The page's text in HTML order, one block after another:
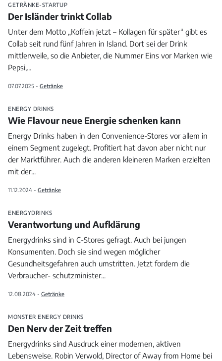
GETRÄNKE-STARTUP
Der Isländer trinkt Collab
Unter dem Motto „Koffein jetzt – Kollagen für später“ gibt es
Collab seit rund fünf Jahren in Island. Dort sei der Drink
mittlerweile, so die Anbieter, die Nummer Eins vor Marken wie
Pepsi,...
07.07.2025 - Getränke
ENERGY DRINKS
Wie Flavour neue Energie schenken kann
Energy Drinks haben in den Convenience-Stores vor allem in
einem Segment zugelegt. Profitiert hat davon aber nicht nur
der Marktführer. Auch die anderen kleineren Marken erzielten
mit der...
11.12.2024 - Getränke
ENERGYDRINKS
Verantwortung und Aufklärung
Energydrinks sind in C-Stores gefragt. Auch bei jungen
Konsumenten. Doch sie sind wegen möglicher
Gesundheitsgefahren auch umstritten. Jetzt fordern die
Verbraucher- schutzminister...
12.08.2024 - Getränke
MONSTER ENERGY DRINKS
Den Nerv der Zeit treffen
Energydrinks sind Ausdruck einer modernen, aktiven
Lebensweise. Robin Verwold, Director of Away from Home bei